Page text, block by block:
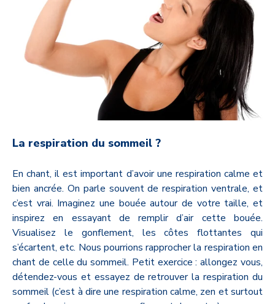
La respiration du sommeil ?
En chant, il est important d’avoir une respiration calme et
bien ancrée. On parle souvent de respiration ventrale, et
c’est vrai. Imaginez une bouée autour de votre taille, et
inspirez en essayant de remplir d’air cette bouée.
Visualisez le gonflement, les côtes flottantes qui
s’écartent, etc. Nous pourrions rapprocher la respiration en
chant de celle du sommeil. Petit exercice : allongez vous,
détendez-vous et essayez de retrouver la respiration du
sommeil (c’est à dire une respiration calme, zen et surtout